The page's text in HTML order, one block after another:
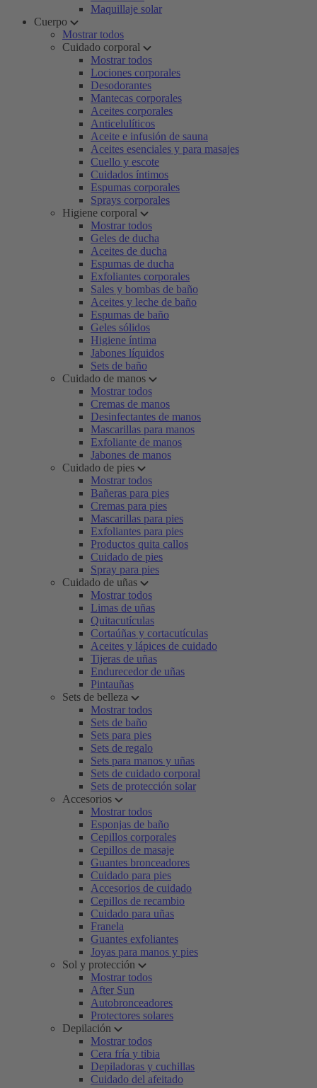
Maquillaje solar
Cuerpo
Mostrar todos
Cuidado corporal
Mostrar todos
Lociones corporales
Desodorantes
Mantecas corporales
Aceites corporales
Anticelulíticos
Aceite e infusión de sauna
Aceites esenciales y para masajes
Cuello y escote
Cuidados íntimos
Espumas corporales
Sprays corporales
Higiene corporal
Mostrar todos
Geles de ducha
Aceites de ducha
Espumas de ducha
Exfoliantes corporales
Sales y bombas de baño
Aceites y leche de baño
Espumas de baño
Geles sólidos
Higiene íntima
Jabones líquidos
Sets de baño
Cuidado de manos
Mostrar todos
Cremas de manos
Desinfectantes de manos
Mascarillas para manos
Exfoliante de manos
Jabones de manos
Cuidado de pies
Mostrar todos
Bañeras para pies
Cremas para pies
Mascarillas para pies
Exfoliantes para pies
Productos quita callos
Cuidado de pies
Spray para pies
Cuidado de uñas
Mostrar todos
Limas de uñas
Quitacutículas
Cortaúñas y cortacutículas
Aceites y lápices de cuidado
Tijeras de uñas
Endurecedor de uñas
Pintauñas
Sets de belleza
Mostrar todos
Sets de baño
Sets para pies
Sets de regalo
Sets para manos y uñas
Sets de cuidado corporal
Sets de protección solar
Accesorios
Mostrar todos
Esponjas de baño
Cepillos corporales
Cepillos de masaje
Guantes bronceadores
Cuidado para pies
Accesorios de cuidado
Cepillos de recambio
Cuidado para uñas
Franela
Guantes exfoliantes
Joyas para manos y pies
Sol y protección
Mostrar todos
After Sun
Autobronceadores
Protectores solares
Depilación
Mostrar todos
Cera fría y tibia
Depiladoras y cuchillas
Cuidado del afeitado